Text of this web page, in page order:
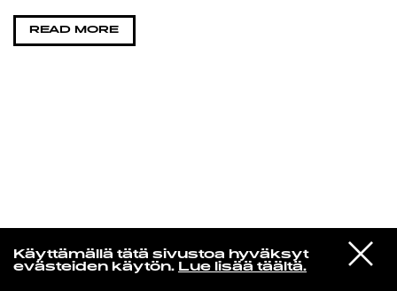
Käyttämällä tätä sivustoa hyväksyt
evästeiden käytön. Lue lisää täältä.
VIESTI
STUDIOON
MUSAMUSA
READ MORE